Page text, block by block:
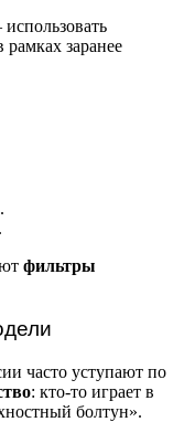
рамках заранее
фильтры
часто уступают по
: кто-то играет в
болтун».